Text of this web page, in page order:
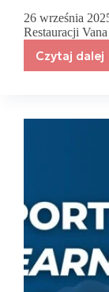
26 września
Restauracji
Czytaj dalej
–
w